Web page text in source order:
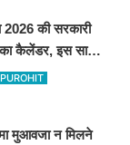
2026 की सरकारी
का कैलेंडर, इस साल
लगातार
मुआवजा न मिलने